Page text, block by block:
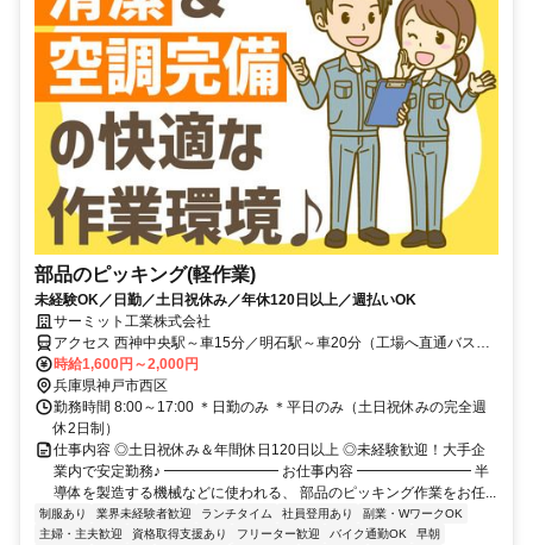
部品のピッキング(軽作業)
未経験OK／日勤／土日祝休み／年休120日以上／週払いOK
サーミット工業株式会社
アクセス 西神中央駅～車15分／明石駅～車20分（工場へ直通バス
有） ※車通勤OK（駐車場無料）
時給1,600円～2,000円
兵庫県神戸市西区
勤務時間 8:00～17:00 ＊日勤のみ ＊平日のみ（土日祝休みの完全週
休2日制）
仕事内容 ◎土日祝休み＆年間休日120日以上 ◎未経験歓迎！大手企
業内で安定勤務♪ ━━━━━━━━ お仕事内容 ━━━━━━━━ 半
導体を製造する機械などに使われる、 部品のピッキング作業をお任...
制服あり 業界未経験者歓迎 ランチタイム 社員登用あり
副業・WワークOK
主婦・主夫歓迎
資格取得支援あり フリーター歓迎 バイク通勤OK
早朝